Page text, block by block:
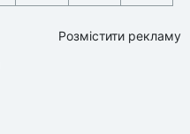
Розмістити рекламу